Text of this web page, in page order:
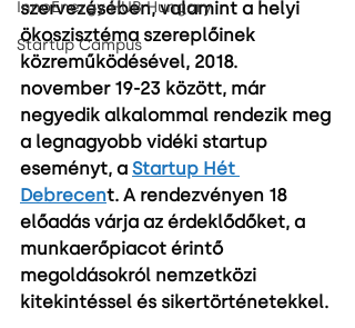
InnoEnergy HUB Hungary
Startup Campus
szervezésében, valamint a helyi
ökoszisztéma szereplőinek
közreműködésével, 2018.
november 19-23 között, már
negyedik alkalommal rendezik meg
a legnagyobb vidéki startup
eseményt, a Startup Hét
Debrecent. A rendezvényen 18
előadás várja az érdeklődőket, a
munkaerőpiacot érintő
megoldásokról nemzetközi
kitekintéssel és sikertörténetekkel.